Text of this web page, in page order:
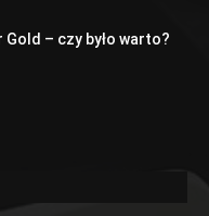
Gold – czy było warto?